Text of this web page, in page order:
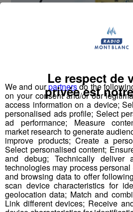
Le ministère des Sports
leurs primes seront défiscalisés.
Fourcade
et Marie Bochet.
questions d’équitéavec les
qui eux, bénéficient déjà de cette
Le ministère s’est également
primes , à l’avenir, pour les
guides et leur encadrement.
Partager sur
We and ourpartnersdo the
on your consent and/or our
access information on a device;
personalised ads profile; Select
ad performance; Measure
market research to generate
improve products; Create a
Select personalised content;
and debug; Technically deliver
technologies may process
and browsing data to offer
scan device characteristics for
geolocation data; Match and
Link different devices; Receive
Le respect de
privée est